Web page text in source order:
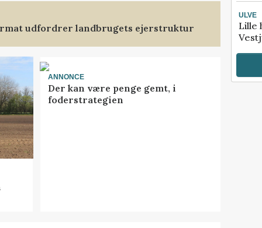
udfordrer landbrugets ejerstruktur
ANNONCE
Der kan være penge gemt, i
foderstrategien
ULVE
Lille